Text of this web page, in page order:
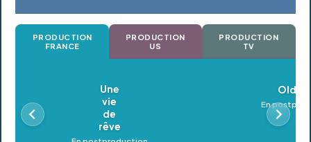
PRODUCTION
FRANCE
PRODUCTION
US
PRODUCTION
TV
Oldeupe
En postproduction